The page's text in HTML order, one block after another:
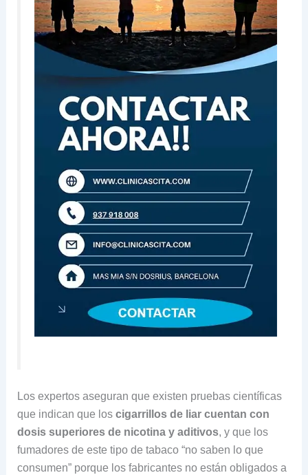
Los expertos aseguran que existen pruebas científicas
que indican que los cigarrillos de liar cuentan con
dosis superiores de nicotina y aditivos, y que los
fumadores de este tipo de tabaco “no saben lo que
consumen” porque los fabricantes no están obligados a